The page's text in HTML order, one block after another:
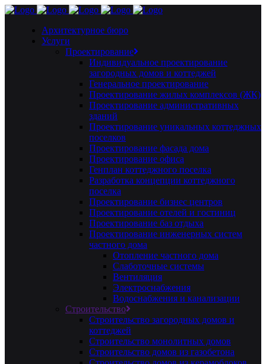
Архитектурное бюро
Услуги
Проектирование
Индивидуальное проектирование
загородных домов и коттеджей
Генеральное проектирование
Проектирование жилых комплексов (ЖК)
Проектирование административных
зданий
Проектирование уникальных коттеджных
поселков
Проектирование фасада дома
Проектирование офиса
Генплан коттеджного поселка
Разработка концепции коттеджного
поселка
Проектирование бизнес центров
Проектирование отелей и гостиниц
Проектирование баз отдыха
Проектирование инженерных систем
частного дома
Отопление частного дома
Слаботочные системы
Вентиляция
Электроснабжения
Водоснабжения и канализации
Строительство
Строительство загородных домов и
коттеджей
Строительство монолитных домов
Строительство домов из газобетона